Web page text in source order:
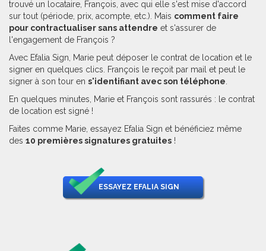
trouvé un locataire, François, avec qui elle s'est mise d'accord
sur tout (période, prix, acompte, etc.). Mais comment faire
pour contractualiser sans attendre et s'assurer de
l'engagement de François ?
Avec Efalia Sign, Marie peut déposer le contrat de location et le
signer en quelques clics. François le reçoit par mail et peut le
signer à son tour en s'identifiant avec son téléphone
En quelques minutes, Marie et François sont rassurés : le contrat
de location est signé !
Faites comme Marie, essayez Efalia Sign et bénéficiez même
des 10 premières signatures gratuites !
ESSAYEZ EFALIA SIGN